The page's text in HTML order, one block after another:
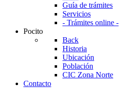
Guía de trámites
Servicios
- Trámites online -
Pocito
Back
Historia
Ubicación
Población
CIC Zona Norte
Contacto